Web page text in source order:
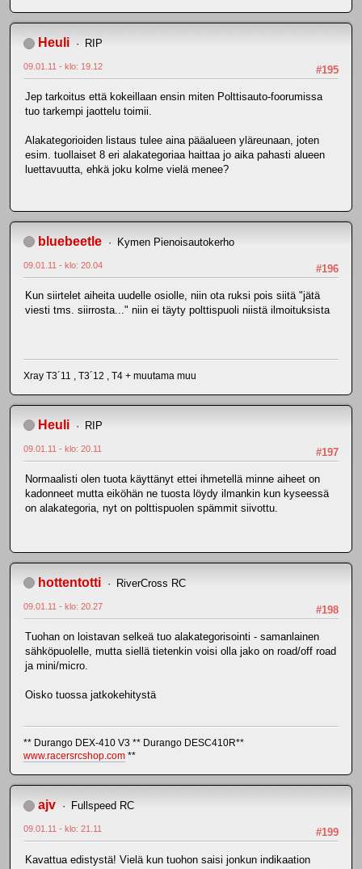
Heuli RIP
#195
09.01.11 - klo: 19.12
Jep tarkoitus että kokeillaan ensin miten Polttisauto-foorumissa
tuo tarkempi jaottelu toimii.
Alakategorioiden listaus tulee aina pääalueen yläreunaan, joten
esim. tuollaiset 8 eri alakategoriaa haittaa jo aika pahasti alueen
luettavuutta, ehkä joku kolme vielä menee?
bluebeetle Kymen Pienoisautokerho
#196
09.01.11 - klo: 20.04
Kun siirtelet aiheita uudelle osiolle, niin ota ruksi pois siitä "jätä
viesti tms. siirrosta..." niin ei täyty polttispuoli niistä ilmoituksista
Xray T3´11 , T3´12 , T4 + muutama muu
Heuli RIP
#197
09.01.11 - klo: 20.11
Normaalisti olen tuota käyttänyt ettei ihmetellä minne aiheet on
kadonneet mutta eiköhän ne tuosta löydy ilmankin kun kyseessä
on alakategoria, nyt on polttispuolen spämmit siivottu.
hottentotti RiverCross RC
#198
09.01.11 - klo: 20.27
Tuohan on loistavan selkeä tuo alakategorisointi - samanlainen
sähköpuolelle, mutta siellä tietenkin voisi olla jako on road/off road
ja mini/micro.
Oisko tuossa jatkokehitystä
** Durango DEX-410 V3 ** Durango DESC410R**
www.racersrcshop.com **
ajv Fullspeed RC
#199
09.01.11 - klo: 21.11
Kavattua edistystä! Vielä kun tuohon saisi jonkun indikaation